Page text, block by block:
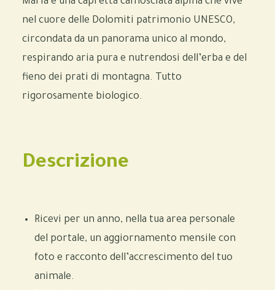
nel cuore delle Dolomiti patrimonio UNESCO,
circondata da un panorama unico al mondo,
respirando aria pura e nutrendosi dell’erba e del
fieno dei prati di montagna. Tutto
rigorosamente biologico.
Descrizione
Ricevi per un anno, nella tua area personale
del portale, un aggiornamento mensile con
foto e racconto dell’accrescimento del tuo
animale.